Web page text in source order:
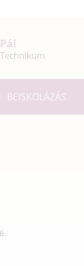
Technikum
BEISKOLÁZÁS